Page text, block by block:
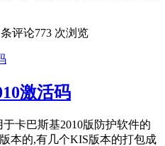
评论773 次浏览
激活码
卡巴斯基2010版防护软件的
本的,有几个KIS版本的打包成